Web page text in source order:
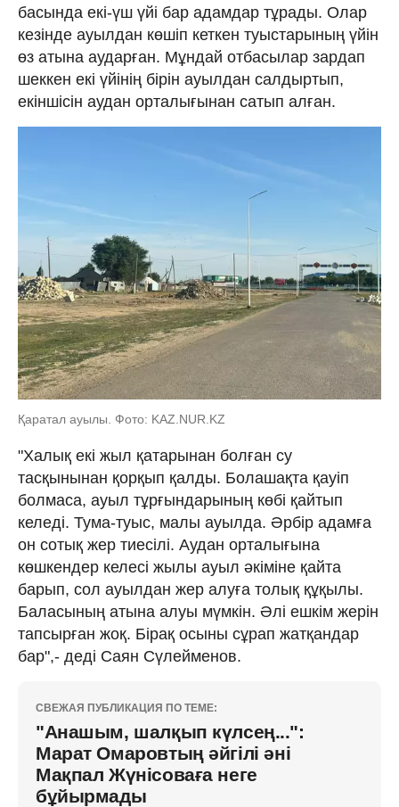
басында екі-үш үйі бар адамдар тұрады. Олар
кезінде ауылдан көшіп кеткен туыстарының үйін
өз атына аударған. Мұндай отбасылар зардап
шеккен екі үйінің бірін ауылдан салдыртып,
екіншісін аудан орталығынан сатып алған.
Қаратал ауылы. Фото: KAZ.NUR.KZ
"Халық екі жыл қатарынан болған су
тасқынынан қорқып қалды. Болашақта қауіп
болмаса, ауыл тұрғындарының көбі қайтып
келеді. Тума-туыс, малы ауылда. Әрбір адамға
он сотық жер тиесілі. Аудан орталығына
көшкендер келесі жылы ауыл әкіміне қайта
барып, сол ауылдан жер алуға толық құқылы.
Баласының атына алуы мүмкін. Әлі ешкім жерін
тапсырған жоқ. Бірақ осыны сұрап жатқандар
бар",- деді Саян Сүлейменов.
СВЕЖАЯ ПУБЛИКАЦИЯ ПО ТЕМЕ:
"Анашым, шалқып күлсең...":
Марат Омаровтың әйгілі әні
Мақпал Жүнісоваға неге
бұйырмады